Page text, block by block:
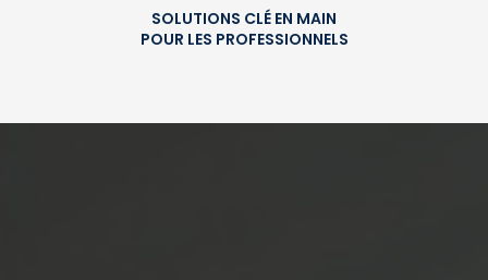
SOLUTIONS CLÉ EN MAIN
POUR LES PROFESSIONNELS